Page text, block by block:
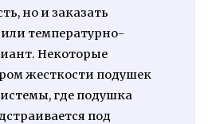
но и заказать
температурно-
Некоторые
жесткости подушек
где подушка
под